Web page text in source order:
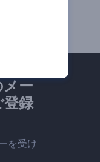
ロモーション
ー
録
を受け